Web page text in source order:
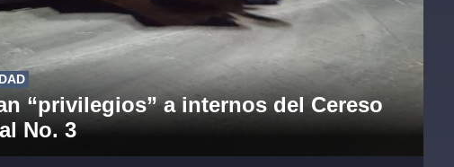
“privilegios” a internos del Cereso
No. 3